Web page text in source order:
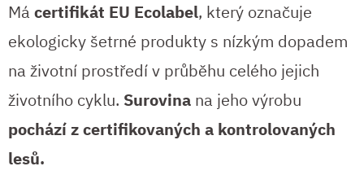
Má certifikát EU Ecolabel, který označuje
ekologicky šetrné produkty s nízkým dopadem
na životní prostředí v průběhu celého jejich
životního cyklu. Surovina na jeho výrobu
pochází z certifikovaných a kontrolovaných
lesů.